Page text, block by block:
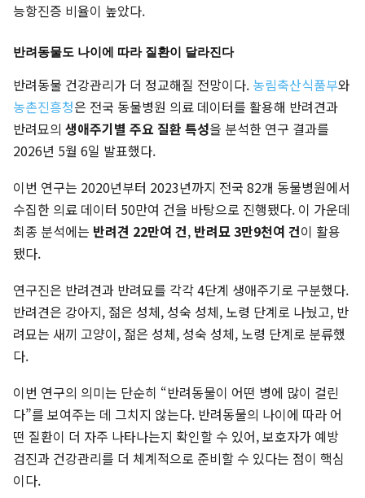
능항진증 비율이 높았다.
반려동물도 나이에 따라 질환이 달라진다
반려동물 건강관리가 더 정교해질 전망이다. 농림축산식품부와
농촌진흥청은 전국 동물병원 의료 데이터를 활용해 반려견과
반려묘의 생애주기별 주요 질환 특성을 분석한 연구 결과를
2026년 5월 6일 발표했다.
이번 연구는 2020년부터 2023년까지 전국 82개 동물병원에서
수집한 의료 데이터 50만여 건을 바탕으로 진행됐다. 이 가운데
최종 분석에는 반려견 22만여 건, 반려묘 3만9천여 건이 활용
됐다.
연구진은 반려견과 반려묘를 각각 4단계 생애주기로 구분했다.
반려견은 강아지, 젊은 성체, 성숙 성체, 노령 단계로 나눴고, 반
려묘는 새끼 고양이, 젊은 성체, 성숙 성체, 노령 단계로 분류했
다.
이번 연구의 의미는 단순히 “반려동물이 어떤 병에 많이 걸린
다”를 보여주는 데 그치지 않는다. 반려동물의 나이에 따라 어
떤 질환이 더 자주 나타나는지 확인할 수 있어, 보호자가 예방
검진과 건강관리를 더 체계적으로 준비할 수 있다는 점이 핵심
이다.